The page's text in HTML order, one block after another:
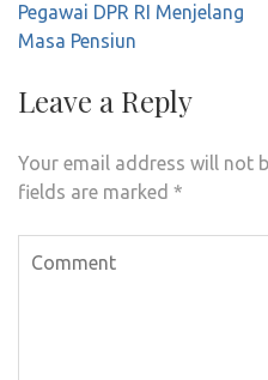
Pegawai DPR RI Menjelang
Masa Pensiun
Leave a Reply
Your email address will not
fields are marked *